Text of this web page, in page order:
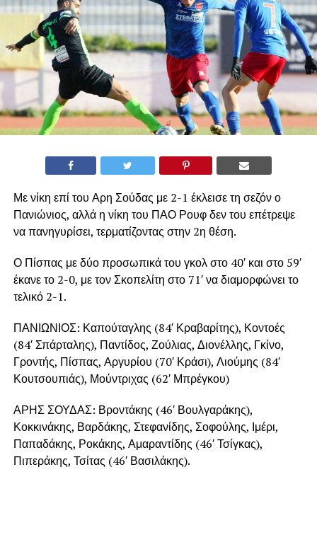
Με νίκη επί του Αρη Σούδας με 2-1 έκλεισε τη σεζόν ο
Πανιώνιος, αλλά η νίκη του ΠΑΟ Ρουφ δεν του επέτρεψε
να πανηγυρίσει, τερματίζοντας στην 2η θέση.
Ο Πίσπας με δύο προσωπικά του γκολ στο 40′ και στο 59′
έκανε το 2-0, με τον Σκοπελίτη στο 71′ να διαμορφώνει το
τελικό 2-1.
ΠΑΝΙΩΝΙΟΣ: Καπούταγλης (84′ Κραβαρίτης), Κοντοές
(84′ Σπάρταλης), Παντίδος, Ζούλιας, Διονέλλης, Γκίνο,
Γροντής, Πίσπας, Αργυρίου (70′ Κράσι), Λιούμης (84′
Κουτσουπιάς), Μούντριχας (62′ Μπρέγκου)
ΑΡΗΣ ΣΟΥΔΑΣ: Βροντάκης (46′ Βουλγαράκης),
Κοκκινάκης, Βαρδάκης, Στεφανίδης, Σοφούλης, Ιμέρι,
Παπαδάκης, Ροκάκης, Αμαραντίδης (46′ Τσίγκας),
Πιπεράκης, Τσίτας (46′ Βασιλάκης).